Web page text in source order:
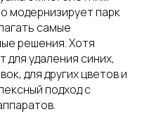
модернизирует парк
самые
решения. Хотя
для удаления синих,
для других цветов и
подход с